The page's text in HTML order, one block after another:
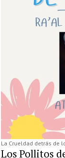
La Crueldad detrás de
Los Pollitos